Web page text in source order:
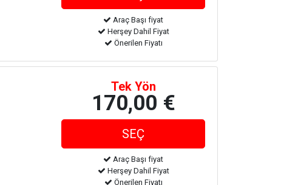
Araç Başı fiyat
Herşey Dahil Fiyat
Önerilen Fiyatı
Tek Yön
170,00 €
Araç Başı fiyat
Herşey Dahil Fiyat
Önerilen Fiyatı